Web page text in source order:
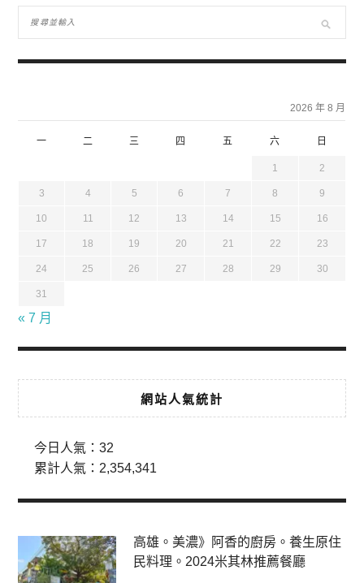
2026 年 8 月
一 二 三 四 五 六 日
1 2
3 4 5 6 7 8 9
10 11 12 13 14 15 16
17 18 19 20 21 22 23
24 25 26 27 28 29 30
31
« 7 月
網站人氣統計
今日人氣：32
累計人氣： 2,354,341
高雄。美濃》阿香的廚房。養生原住
民料理。2024米其林推薦餐廳